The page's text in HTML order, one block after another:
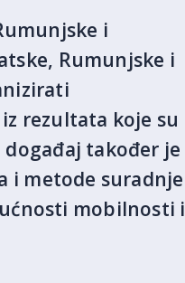
i
Rumunjske i
rezultata koje su
također je
i metode suradnje
mobilnosti i